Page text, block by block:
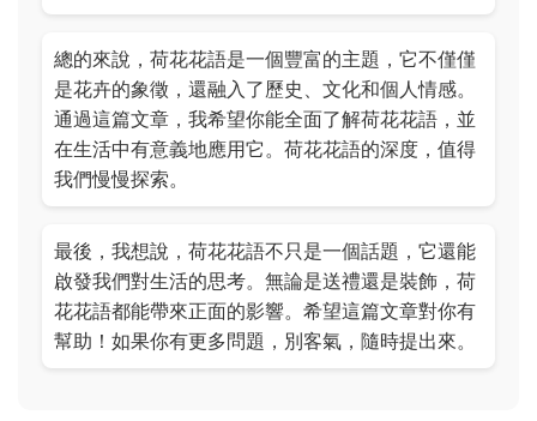
總的來說，荷花花語是一個豐富的主題，它不僅僅
是花卉的象徵，還融入了歷史、文化和個人情感。
通過這篇文章，我希望你能全面了解荷花花語，並
在生活中有意義地應用它。荷花花語的深度，值得
我們慢慢探索。
最後，我想說，荷花花語不只是一個話題，它還能
啟發我們對生活的思考。無論是送禮還是裝飾，荷
花花語都能帶來正面的影響。希望這篇文章對你有
幫助！如果你有更多問題，別客氣，隨時提出來。